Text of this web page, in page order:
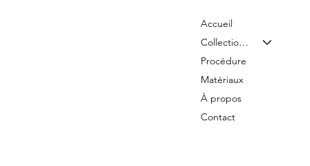
Accueil
Collection & Tarifs
Procédure
Matériaux
À propos
Contact